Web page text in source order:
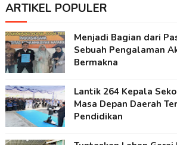
ARTIKEL POPULER
Menjadi Bagian dari
Sebuah Pengalaman
Bermakna
Lantik 264 Kepala
Masa Depan Daerah
Pendidikan